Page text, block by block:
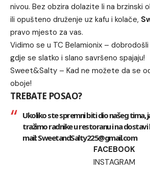
nivou. Bez obzira dolazite li na brzinski
ili opušteno druženje uz kafu i kolače,
pravo mjesto za vas.
Vidimo se u TC Belamionix – dobrodošli
gdje se slatko i slano savršeno spajaju!
Sweet&Salty – Kad ne možete da se
oboje!
TREBATE POSAO?
Ukoliko ste spremni biti dio našeg tima,
tražimo radnike u restoranu i na
mail: SweetandSalty225@gmail.com
FACEBOOK
INSTAGRAM